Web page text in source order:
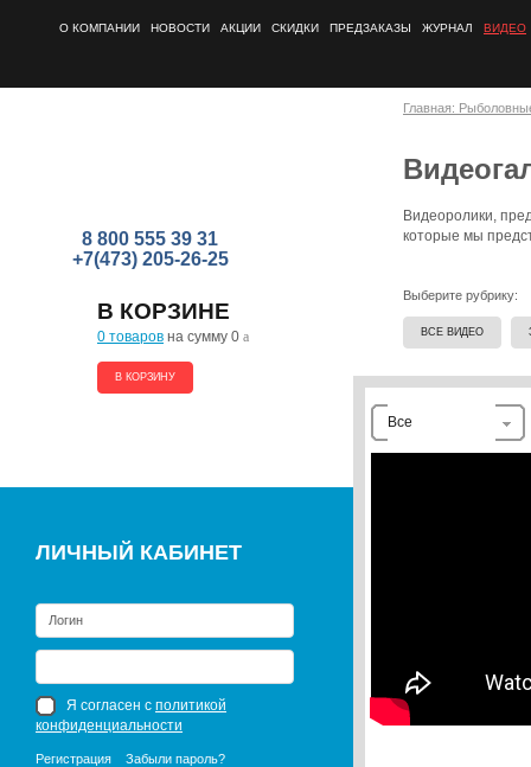
О КОМПАНИИ НОВОСТИ АКЦИИ СКИДКИ ПРЕДЗАКАЗЫ ЖУРНАЛ ВИДЕО
8 800 555 39 31
+7(473) 205-26-25
В КОРЗИНЕ
0 товаров на сумму 0 a
В КОРЗИНУ
ЛИЧНЫЙ КАБИНЕТ
Я согласен с политикой
конфиденциальности
Регистрация Забыли пароль?
Главная:
Видеоролики,
которые мы
Выберите рубрику:
ВСЕ ВИДЕО
Все